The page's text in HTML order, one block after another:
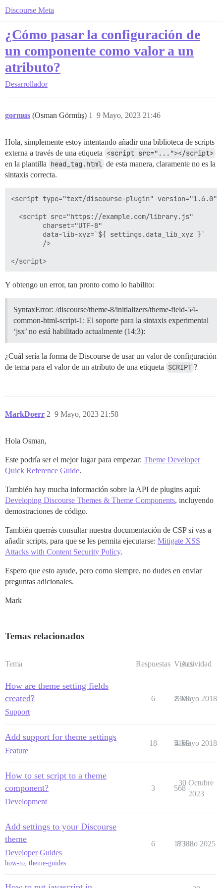
Discourse Meta
¿Cómo pasar la configuración de
un componente como valor a un
atributo?
Desarrollador
gormus (Osman Görmüş) 9 Mayo, 2023 21:46
1
Hola, simplemente estoy intentando añadir una biblioteca de scripts
externa a través de una etiqueta <script src="..."></script>
en la plantilla head_tag.html de esta manera, claramente no es la
sintaxis correcta.
<script type="text/discourse-plugin" version="1.6.0">
  <script src="https://example.com/library.js"
        charset="UTF-8"
        data-lib-xyz=`${ settings.data_lib_xyz }`
        />
Y obtengo un error, tan pronto como lo habilito:
SyntaxError: /discourse/theme-8/initializers/theme-field-54-
common-html-script-1: El soporte para la sintaxis experimental
‘jsx’ no está habilitado actualmente (14:3):
¿Cuál sería la forma de Discourse de usar un valor de configuración
de tema para el valor de un atributo de una etiqueta SCRIPT ?
MarkDoerr 9 Mayo, 2023 21:58
2
Hola Osman,
Este podría ser el mejor lugar para empezar: Theme Developer
Quick Reference Guide.
También hay mucha información sobre la API de plugins aquí:
Developing Discourse Themes & Theme Components, incluyendo
demostraciones de código.
También querrás consultar nuestra documentación de CSP si vas a
añadir scripts, para que se les permita ejecutarse: Mitigate XSS
Attacks with Content Security Policy.
Espero que esto ayude, pero como siempre, no dudes en enviar
preguntas adicionales.
Mark
Temas relacionados
Tema Respuestas Vistas
Actividad
How are theme setting fields
created?
Support
6 2303
8 Mayo 2018
Add support for theme settings
Feature
18 5169
4 Mayo 2018
How to set script to a theme
component?
Development
3 568
30 Octubre
2023
Add settings to your Discourse
theme
Developer Guides
how-to, theme-guides
6 17338
8 Julio 2025